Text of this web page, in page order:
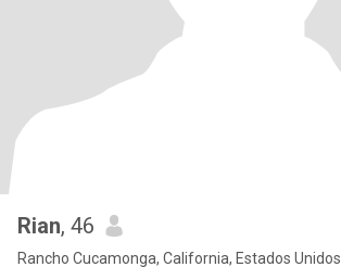
Rian, 46
Rancho Cucamonga, California, Estados Unidos